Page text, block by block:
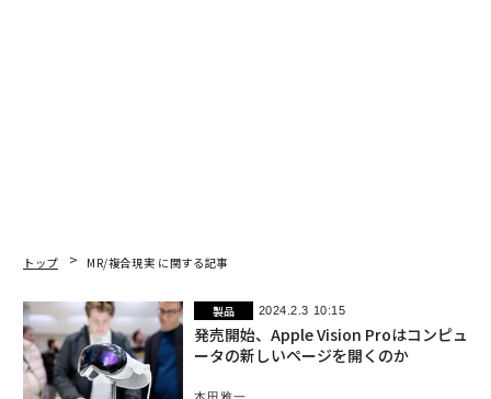
トップ MR/複合現実 に関する記事
製品 2024.2.3 10:15
発売開始、Apple Vision Proはコンピュ
ータの新しいページを開くのか